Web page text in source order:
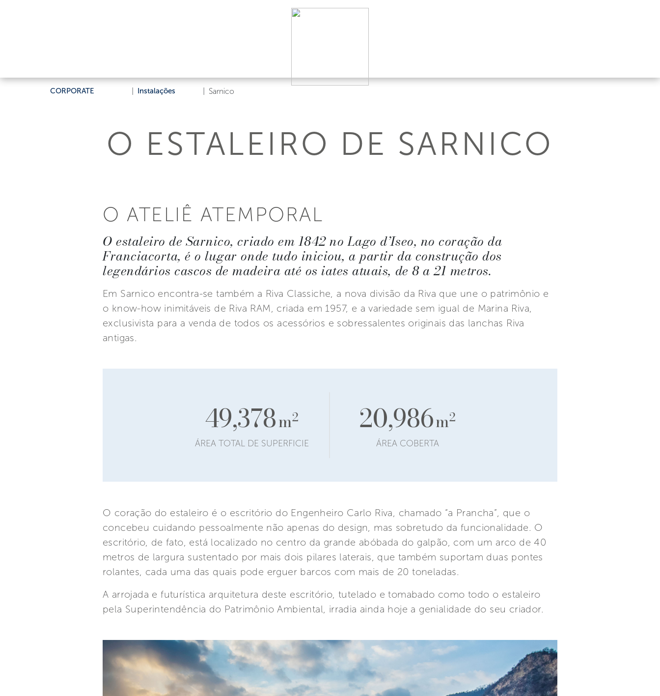
CORPORATE Instalações Sarnico
O ESTALEIRO DE SARNICO
O ATELIÊ ATEMPORAL
O estaleiro de Sarnico, criado em 1842 no Lago d’Iseo, no coração da
Franciacorta, é o lugar onde tudo iniciou, a partir da construção dos
legendários cascos de madeira até os iates atuais, de 8 a 21 metros.
Em Sarnico encontra-se também a Riva Classiche, a nova divisão da Riva que une o patrimônio e
o know-how inimitáveis de Riva RAM, criada em 1957, e a variedade sem igual de Marina Riva,
exclusivista para a venda de todos os acessórios e sobressalentes originais das lanchas Riva
antigas.
49,378m2
ÁREA TOTAL DE SUPERFICIE
20,986m2
ÁREA COBERTA
O coração do estaleiro é o escritório do Engenheiro Carlo Riva, chamado “a Prancha”, que o
concebeu cuidando pessoalmente não apenas do design, mas sobretudo da funcionalidade. O
escritório, de fato, está localizado no centro da grande abóbada do galpão, com um arco de 40
metros de largura sustentado por mais dois pilares laterais, que também suportam duas pontes
rolantes, cada uma das quais pode erguer barcos com mais de 20 toneladas.
A arrojada e futurística arquitetura deste escritório, tutelado e tomabado como todo o estaleiro
pela Superintendência do Patrimônio Ambiental, irradia ainda hoje a genialidade do seu criador.